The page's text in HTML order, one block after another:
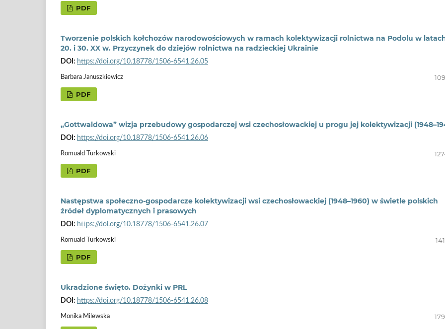
PDF
Tworzenie polskich kołchozów narodowościowych w ramach kolektywizacji rolnictwa na Podolu w
20. i 30. XX w. Przyczynek do dziejów rolnictwa na radzieckiej Ukrainie
DOI: https://doi.org/10.18778/1506-6541.26.05
Barbara Januszkiewicz
PDF
„Gottwaldowa” wizja przebudowy gospodarczej wsi czechosłowackiej u progu jej kolektywizacji
DOI: https://doi.org/10.18778/1506-6541.26.06
Romuald Turkowski
PDF
Następstwa społeczno-gospodarcze kolektywizacji wsi czechosłowackiej (1948–1960) w świetle polskich
źródeł dyplomatycznych i prasowych
DOI: https://doi.org/10.18778/1506-6541.26.07
Romuald Turkowski
PDF
Ukradzione święto. Dożynki w PRL
DOI: https://doi.org/10.18778/1506-6541.26.08
Monika Milewska